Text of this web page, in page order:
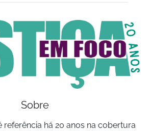
Sobre
referência há 20 anos na cobertura